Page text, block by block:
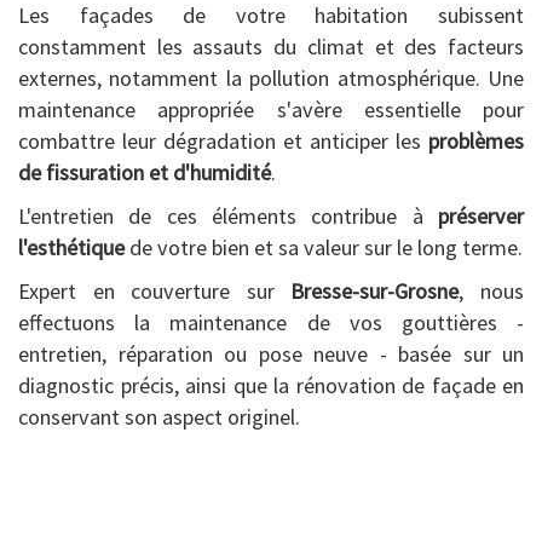
Les façades de votre habitation subissent
constamment les assauts du climat et des facteurs
externes, notamment la pollution atmosphérique. Une
maintenance appropriée s'avère essentielle pour
combattre leur dégradation et anticiper les problèmes
de fissuration et d'humidité.
L'entretien de ces éléments contribue à préserver
l'esthétiquede votre bien et sa valeur sur le long terme.
Expert en couverture sur Bresse-sur-Grosne, nous
effectuons la maintenance de vos gouttières -
entretien, réparation ou pose neuve - basée sur un
diagnostic précis, ainsi que la rénovation de façade en
conservant son aspect originel.